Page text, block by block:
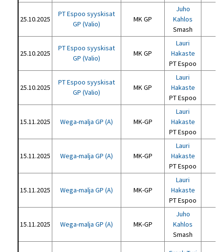
25.10.2025
PT Espoo syyskisat
GP (Valio)
MK GP
Juho
Kahlos
Smash
25.10.2025
PT Espoo syyskisat
GP (Valio)
MK GP
Lauri
Hakaste
PT Espoo
25.10.2025
PT Espoo syyskisat
GP (Valio)
MK GP
Lauri
Hakaste
PT Espoo
15.11.2025 Wega-malja GP (A) MK-GP
Lauri
Hakaste
PT Espoo
15.11.2025 Wega-malja GP (A) MK-GP
Lauri
Hakaste
PT Espoo
15.11.2025 Wega-malja GP (A) MK-GP
Lauri
Hakaste
PT Espoo
15.11.2025 Wega-malja GP (A) MK-GP
Juho
Kahlos
Smash